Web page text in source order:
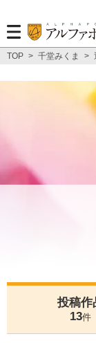
TOP > 千堂みくま >
投稿作
13件